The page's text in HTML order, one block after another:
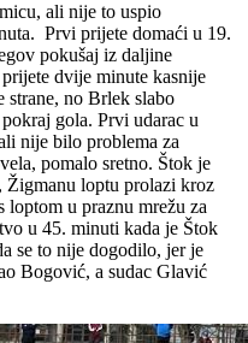
ali nije to uspio
Prvi prijete domaći u 19.
pokušaj iz daljine
dvije minute kasnije
strane, no Brlek slabo
gola. Prvi udarac u
nije bilo problema za
pomalo sretno. Štok je
Žigmanu loptu prolazi kroz
loptom u praznu mrežu za
u 45. minuti kada je Štok
se to nije dogodilo, jer je
Bogović, a sudac Glavić